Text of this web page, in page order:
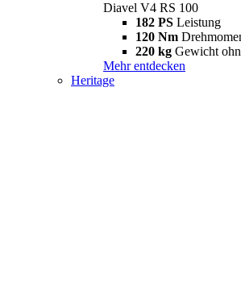
Diavel V4 RS 100
182 PS Leistung
120 Nm
220 kg Gewicht
Mehr entdecken
Heritage